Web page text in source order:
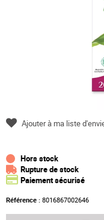
Hors stock
Rupture de stock
Paiement sécurisé
Référence : 8016867002646
Ajouter à ma liste